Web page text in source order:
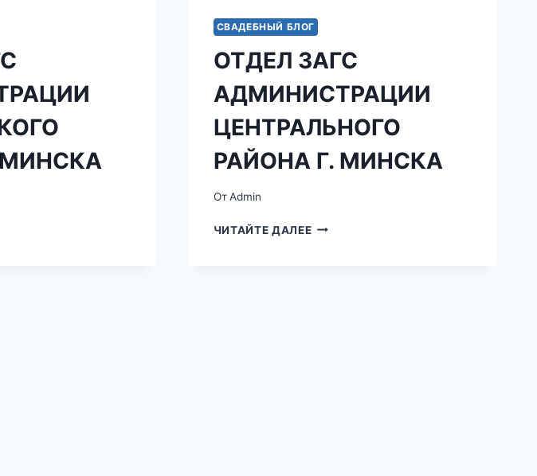
МИНСКА
СВАДЕБНЫЙ БЛОГ
ОТДЕЛ ЗАГС
АДМИНИСТРАЦИИ
ЦЕНТРАЛЬНОГО
РАЙОНА Г. МИНСКА
От Admin
ЧИТАЙТЕ ДАЛЕЕОТДЕЛ